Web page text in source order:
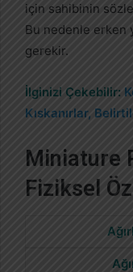
için sahibinin
Bu nedenle erken
gerekir.
İlginizi Çekebilir:
Kıskanırlar,
Miniature
Fiziksel